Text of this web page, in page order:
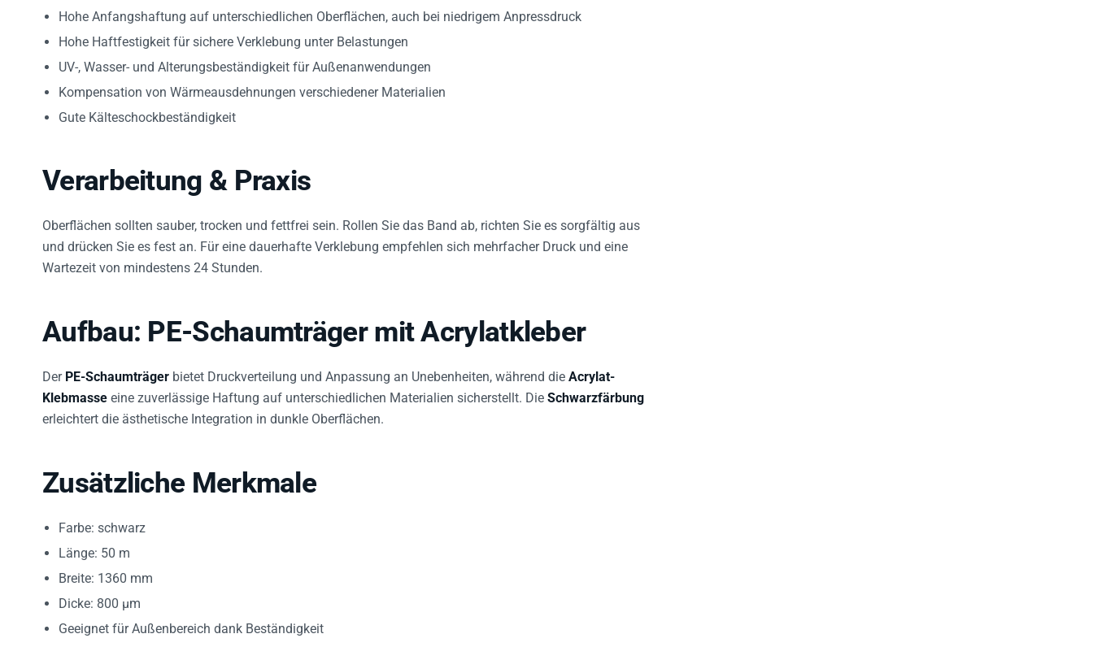
Hohe Anfangshaftung auf unterschiedlichen Oberflächen, auch bei niedrigem Anpressdruck
Hohe Haftfestigkeit für sichere Verklebung unter Belastungen
UV-, Wasser- und Alterungsbeständigkeit für Außenanwendungen
Kompensation von Wärmeausdehnungen verschiedener Materialien
Gute Kälteschockbeständigkeit
Verarbeitung & Praxis
Oberflächen sollten sauber, trocken und fettfrei sein. Rollen Sie das Band ab, richten Sie es sorgfältig aus
und drücken Sie es fest an. Für eine dauerhafte Verklebung empfehlen sich mehrfacher Druck und eine
Wartezeit von mindestens 24 Stunden.
Aufbau: PE-Schaumträger mit Acrylatkleber
Der PE-Schaumträger bietet Druckverteilung und Anpassung an Unebenheiten, während die
Acrylat-
Klebmasse
eine zuverlässige Haftung auf unterschiedlichen Materialien sicherstellt. Die Schwarzfärbung
erleichtert die ästhetische Integration in dunkle Oberflächen.
Zusätzliche Merkmale
Farbe: schwarz
Länge: 50 m
Breite: 1360 mm
Dicke: 800 µm
Geeignet für Außenbereich dank Beständigkeit